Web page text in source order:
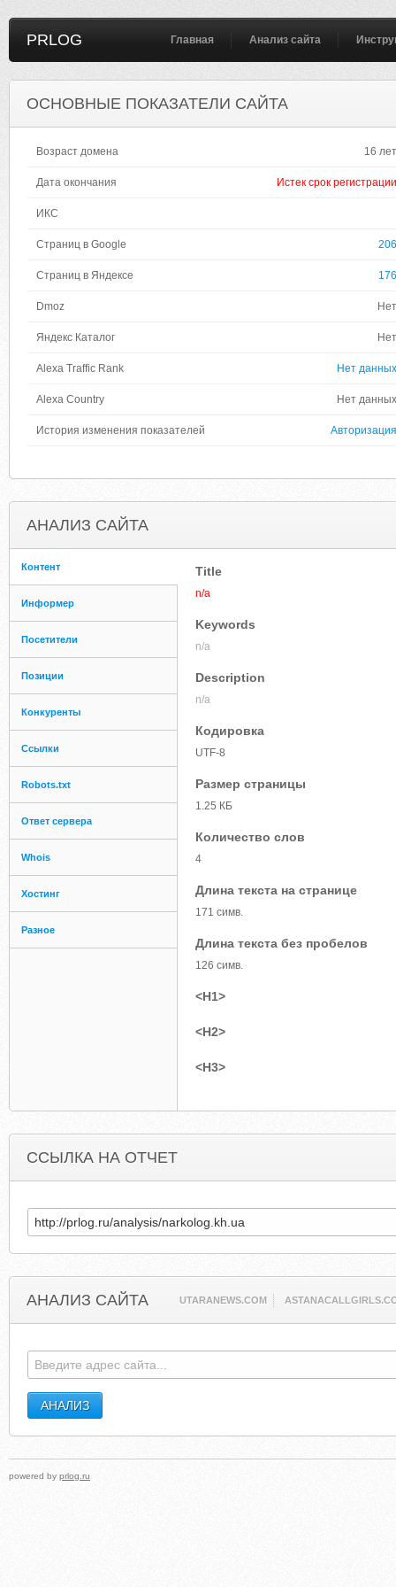
PRLOG Главная Анализ сайта
ОСНОВНЫЕ ПОКАЗАТЕЛИ САЙТА
Возраст домена 16 лет
Дата окончания Истек срок регистрации
ИКС
Страниц в Google 206
Страниц в Яндексе 176
Dmoz Нет
Яндекс Каталог Нет
Alexa Traffic Rank Нет данных
Alexa Country Нет данных
История изменения показателей Авторизация
АНАЛИЗ САЙТА
Контент
Информер
Посетители
Позиции
Конкуренты
Ссылки
Robots.txt
Ответ сервера
Whois
Хостинг
Разное
Title
n/a
Keywords
n/a
Description
n/a
Кодировка
UTF-8
Размер страницы
1.25 КБ
Количество слов
4
Длина текста на странице
171 симв.
Длина текста без пробелов
126 симв.
<H1>
<H2>
<H3>
ССЫЛКА НА ОТЧЕТ
АНАЛИЗ САЙТА UTARANEWS.COM
powered by prlog.ru